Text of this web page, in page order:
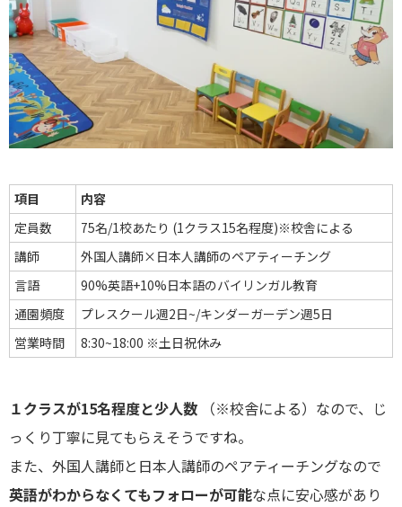
項目
内容
定員数
75名/1校あたり (1クラス15名程度)※校舎による
講師
外国人講師×日本人講師のペアティーチング
言語
90%英語+10%日本語のバイリンガル教育
通園頻度
プレスクール週2日~/キンダーガーデン週5日
営業時間
8:30~18:00 ※土日祝休み
１クラスが15名程度と少人数 （※校舎による）なので、じ
っくり丁寧に見てもらえそうですね。
また、外国人講師と日本人講師のペアティーチングなので
英語がわからなくてもフォローが可能な点に安心感があり